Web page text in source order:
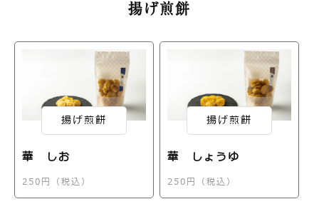
揚げ煎餅
揚げ煎餅
華 しお
250円（税込）
揚げ煎餅
華 しょうゆ
250円（税込）